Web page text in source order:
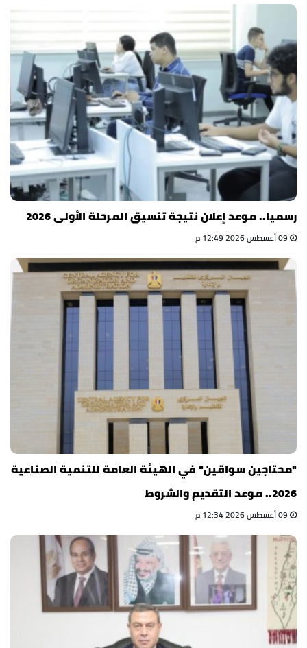
رسميا.. موعد إعلان نتيجة تنسيق المرحلة الأولى 2026
"محتاجين سواقين" في الهيئة العامة للتنمية الصناعية
2026.. موعد التقديم والشروط